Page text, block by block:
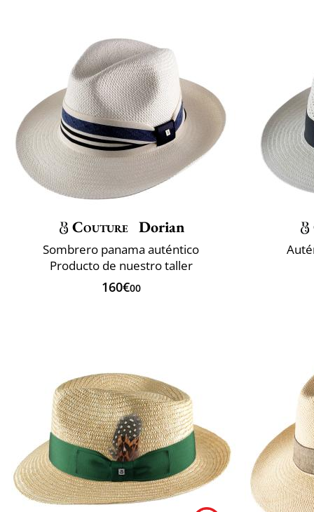
Couture Dorian
Sombrero panama auténtico
Producto de nuestro taller
160€00